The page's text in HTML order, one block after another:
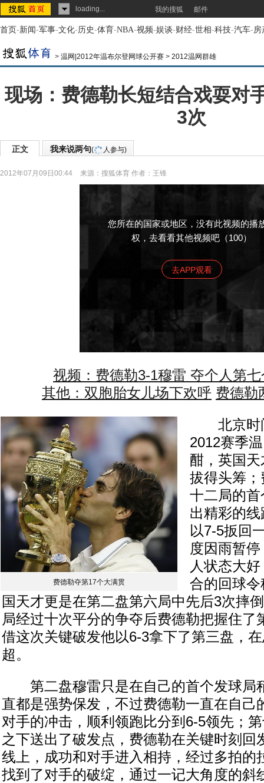
loading... 我的搜狐 邮件
首页-新闻-军事-文化-历史-体育-NBA-视频-娱谈-财经-世相-科技-汽车-房
> 温网|2012年温布尔登网球公开赛 > 2012温网群雄
现场：费德勒长短结合戏耍对
3次
正文 我来说两句( 人参与)
2012年07月09日00:44 来源： 搜狐体育 作者：王锋
您所在的国家或地区，没有此视频的播
权，去看看其他视频吧（100）
去APP观看
视频：费德勒3-1穆雷 夺个人第
其他：双胞胎女儿场下欢呼 费德勒
费德勒夺第17个大满贯
北京时
2012赛季
酣，英国
拔得头筹
十二局的
出精彩的
以7-5扳回
度因雨暂
人状态大
合的回球
国天才更是在第二盘第六局中先后3次摔
局经过十次平分的争夺后费德勒把握住了
借这次关键破发他以6-3拿下了第三盘，
超。
第二盘穆雷只是在自己的首个发球局
直都是强势保发，不过费德勒一直在自己
对手的冲击，顺利领跑比分到6-5领先；
之下送出了破发点，费德勒在关键时刻回
线上，成功和对手进入相持，经过多拍的
找到了对手的破绽，通过一记大角度的斜